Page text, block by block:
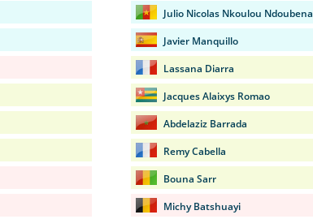
Julio Nicolas Nkoulou Ndoubena
Javier Manquillo
Lassana Diarra
Jacques Alaixys Romao
Abdelaziz Barrada
Remy Cabella
Bouna Sarr
Michy Batshuayi